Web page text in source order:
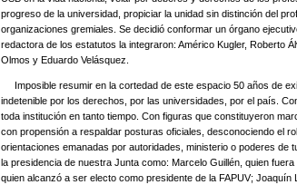
progreso de la universidad, propiciar la unidad sin distinción del
organizaciones gremiales. Se decidió conformar un órgano
redactora de los estatutos la integraron: Américo Kugler, Roberto
Olmos y Eduardo Velásquez.
Imposible resumir en la cortedad de este espacio 50 años de
indetenible por los derechos, por las universidades, por el país.
toda institución en tanto tiempo. Con figuras que constituyeron
con propensión a respaldar posturas oficiales, desconociendo el
orientaciones emanadas por autoridades, ministerio o poderes de
la presidencia de nuestra Junta como: Marcelo Guillén, quien
quien alcanzó a ser electo como presidente de la FAPUV; Joaquín